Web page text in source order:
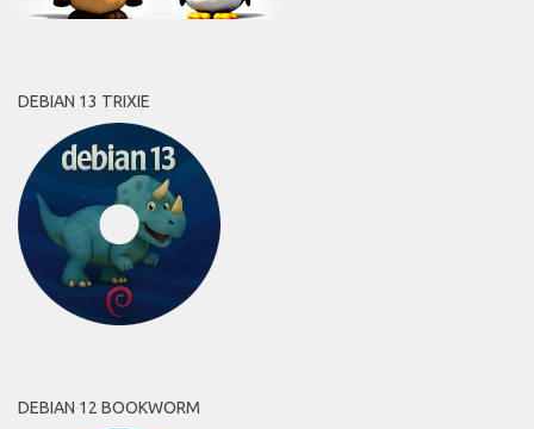
DEBIAN 13 TRIXIE
DEBIAN 12 BOOKWORM